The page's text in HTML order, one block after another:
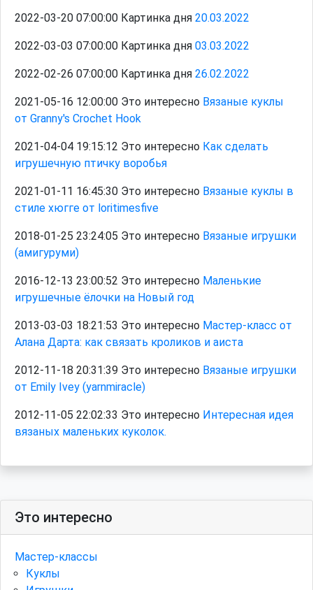
2022-03-20 07:00:00 Картинка дня 20.03.2022
2022-03-03 07:00:00 Картинка дня 03.03.2022
2022-02-26 07:00:00 Картинка дня 26.02.2022
2021-05-16 12:00:00 Это интересно Вязаные куклы
от Granny's Crochet Hook
2021-04-04 19:15:12 Это интересно Как сделать
игрушечную птичку воробья
2021-01-11 16:45:30 Это интересно Вязаные куклы в
стиле хюгге от loritimesfive
2018-01-25 23:24:05 Это интересно Вязаные игрушки
(амигуруми)
2016-12-13 23:00:52 Это интересно Маленькие
игрушечные ёлочки на Новый год
2013-03-03 18:21:53 Это интересно Мастер-класс от
Алана Дарта: как связать кроликов и аиста
2012-11-18 20:31:39 Это интересно Вязаные игрушки
от Emily Ivey (yarnmiracle)
2012-11-05 22:02:33 Это интересно Интересная идея
вязаных маленьких куколок.
Это интересно
Мастер-классы
Куклы